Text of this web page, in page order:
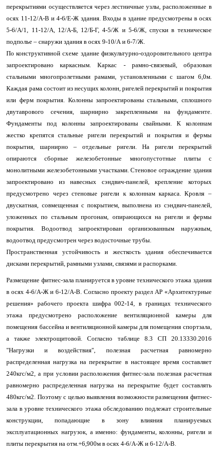
перекрытиями осуществляется через лестничные узлы, расположенные в
осях 11-12/А-В и 4-6/Е-Ж здания. Входы в здание предусмотрены в осях
5-6/А/1, 11-12/А, 12/А-Б, 12/Б-Г, 4-5/Ж и 5-6/Ж, спуски в техническое
подполье – снаружи здания в осях 9-10/А и 6-7/Ж.
По конструктивной схеме здание физкультурно-оздоровительного центра
запроектировано каркасным. Каркас - рамно-связевый, образован
стальными многопролетными рамами, установленными с шагом 6,0м.
Каждая рама состоит из несущих колонн, ригелей перекрытий и покрытия
или ферм покрытия. Колонны запроектированы стальными, сплошного
двутаврового сечения, шарнирно закрепленными на фундаменте.
Фундаменты под колонны запроектированы свайными. К колоннам
жестко крепятся стальные ригели перекрытий и покрытия и фермы
покрытия, шарнирно – отдельные ригели. На ригели перекрытий
опираются сборные железобетонные многопустотные плиты с
монолитными железобетонными участками. Стеновое ограждение здания
запроектировано из навесных сэндвич-панелей, крепление которых
предусмотрено через стеновые ригели к колоннам каркаса. Кровля –
двускатная, совмещенная с покрытием, выполнена из сэндвич-панелей,
уложенных по стальным прогонам, опирающихся на ригели и фермы
покрытия. Водоотвод запроектирован организованным наружным,
водоотвод предусмотрен через водосточные трубы.
Пространственная устойчивость и жесткость здания обеспечивается
дисками перекрытий, рамными узлами, связями и распорками.
Размещение фитнес-зала планируется в уровне технического этажа здания
в осях 4-6/А-Ж и 6-12/А-В. Согласно проекту раздел АР «Архитектурные
решения» рабочего проекта шифра 002-14, в границах технического
этажа предусмотрено расположение вентиляционной камеры для
помещения бассейна и вентиляционной камеры для помещения спортзала,
а также электрощитовой. Согласно таблице 8.3 СП 20.13330.2016
"Нагрузки и воздействия", полезная расчетная равномерно
распределенная нагрузка на перекрытие в настоящее время составляет
240кгс/м2, а при условии расположения фитнес-зала полезная расчетная
равномерно распределенная нагрузка на перекрытие будет составлять
480кгс/м2. Поэтому с целью выявления возможности размещения фитнес-
зала в уровне технического этажа обследованию подлежат строительные
конструкции, попадающие в зону влияния планируемых
эксплуатационных нагрузок, а именно: фундаменты, колонны, ригели и
плиты перекрытия на отм.+6,900м в осях 4-6/А-Ж и 6-12/А-В.